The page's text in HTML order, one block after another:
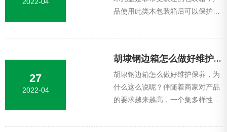
2022-04
品使用此类木包装箱后可以保护在
类木包装箱可以避免运送时出現生
27
2022-04
胡埭钢边箱怎么做好维护保养
胡埭钢边箱怎么做好维护保养，为
什么这么说呢？伴随着商家对产品
的要求越来越高，一个集多样性作
格设计至关重要,今天扬州木托盘厂